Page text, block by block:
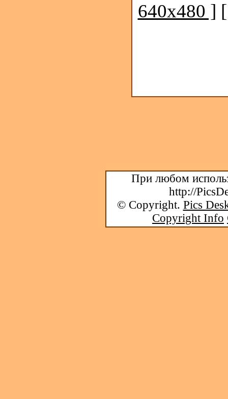
640x480 ]
При любом
http://
© Copyright. Pics
Copyright Info